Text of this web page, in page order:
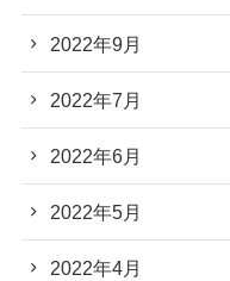
2022年9月
2022年7月
2022年6月
2022年5月
2022年4月